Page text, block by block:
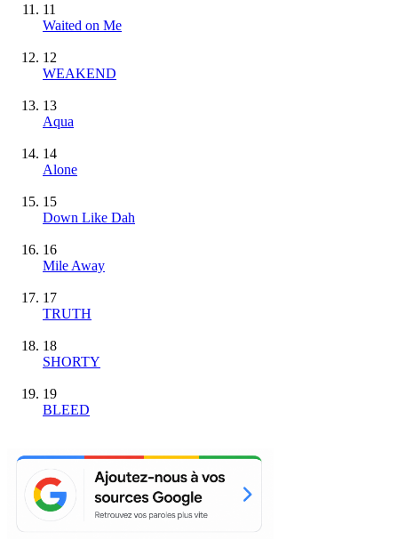
11
Waited on Me
12
WEAKEND
13
Aqua
14
Alone
15
Down Like Dah
16
Mile Away
17
TRUTH
18
SHORTY
19
BLEED